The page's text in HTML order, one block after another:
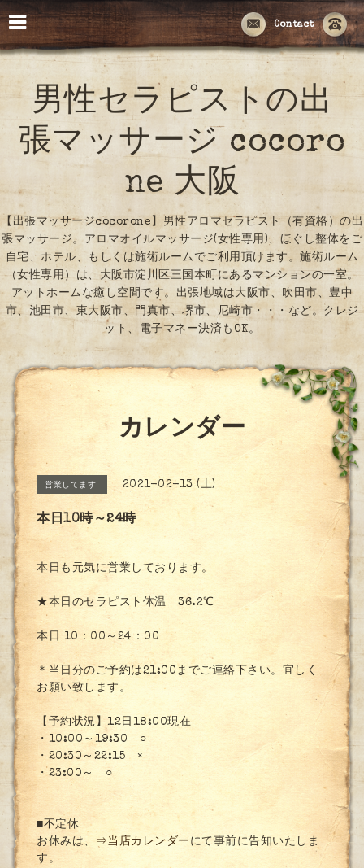
Contact
男性セラピストの出
張マッサージ cocoro
ne 大阪
【出張マッサージcocorone】男性アロマセラピスト（有資格）の出
張マッサージ。アロマオイルマッサージ(女性専用)、ほぐし整体をご
自宅、ホテル、もしくは施術ルームでご利用頂けます。施術ルーム
（女性専用）は、大阪市淀川区三国本町にあるマンションの一室。
アットホームな癒し空間です。出張地域は大阪市、吹田市、豊中
市、池田市、東大阪市、門真市、堺市、尼崎市・・・など。クレジ
ット、電子マネー決済もOK。
カレンダー
営業してます 2021-02-13 (土)
本日10時～24時
本日も元気に営業しております。
★本日のセラピスト体温 36.2℃
本日 10：00～24：00
＊当日分のご予約は21:00までご連絡下さい。宜しく
お願い致します。
【予約状況】12日18:00現在
・10:00～19:30 ○
・20:30～22:15 ×
・23:00～ ○
■不定休
お休みは、 ⇒当店カレンダー にて事前に告知いたしま
す。